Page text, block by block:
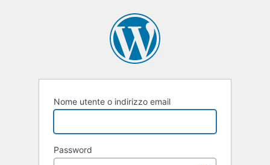
Nome utente o indirizzo email
Password